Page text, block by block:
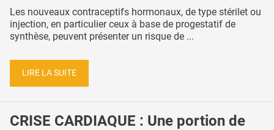
Les nouveaux contraceptifs hormonaux, de type stérilet ou
injection, en particulier ceux à base de progestatif de
synthèse, peuvent présenter un risque de ...
LIRE LA SUITE
CRISE CARDIAQUE : Une portion de